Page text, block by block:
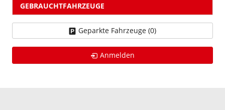
GEBRAUCHTFAHRZEUGE
Geparkte Fahrzeuge (0)
Anmelden